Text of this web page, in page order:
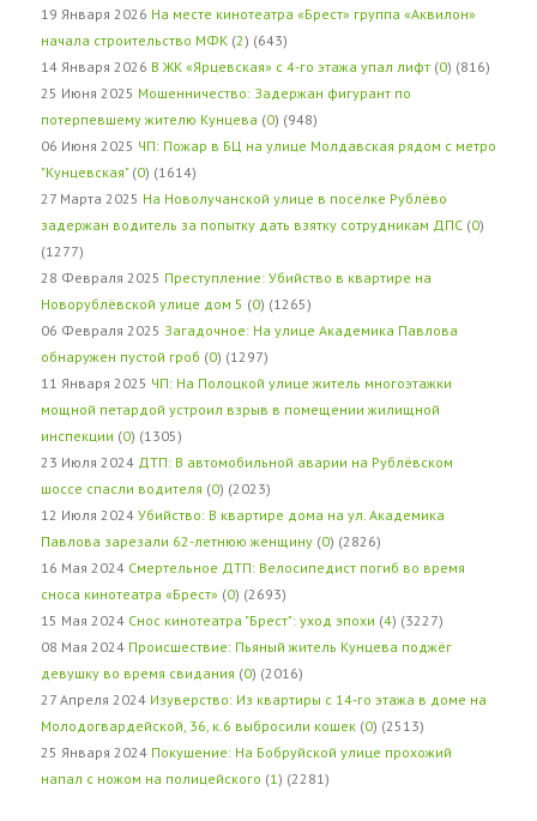
19 Января 2026 На месте кинотеатра «Брест» группа «Аквилон»
начала строительство МФК (2) (643)
14 Января 2026 В ЖК «Ярцевская» с 4-го этажа упал лифт (0) (816)
25 Июня 2025 Мошенничество: Задержан фигурант по
потерпевшему жителю Кунцева (0) (948)
06 Июня 2025 ЧП: Пожар в БЦ на улице Молдавская рядом с метро
"Кунцевская" (0) (1614)
27 Марта 2025 На Новолучанской улице в посёлке Рублёво
задержан водитель за попытку дать взятку сотрудникам ДПС (0)
(1277)
28 Февраля 2025 Преступление: Убийство в квартире на
Новорублёвской улице дом 5 (0) (1265)
06 Февраля 2025 Загадочное: На улице Академика Павлова
обнаружен пустой гроб (0) (1297)
11 Января 2025 ЧП: На Полоцкой улице житель многоэтажки
мощной петардой устроил взрыв в помещении жилищной
инспекции (0) (1305)
23 Июля 2024 ДТП: В автомобильной аварии на Рублёвском
шоссе спасли водителя (0) (2023)
12 Июля 2024 Убийство: В квартире дома на ул. Академика
Павлова зарезали 62-летнюю женщину (0) (2826)
16 Мая 2024 Смертельное ДТП: Велосипедист погиб во время
сноса кинотеатра «Брест» (0) (2693)
15 Мая 2024 Снос кинотеатра "Брест": уход эпохи (4) (3227)
08 Мая 2024 Происшествие: Пьяный житель Кунцева поджёг
девушку во время свидания (0) (2016)
27 Апреля 2024 Изуверство: Из квартиры с 14-го этажа в доме на
Молодогвардейской, 36, к.6 выбросили кошек (0) (2513)
25 Января 2024 Покушение: На Бобруйской улице прохожий
напал с ножом на полицейского (1 ) (2281)